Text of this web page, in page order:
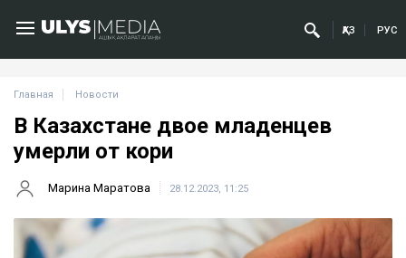
ҚАЗ РУС
Главная Новости
В Казахстане двое младенцев
умерли от кори
Марина Маратова 28.12.2023, 11:25